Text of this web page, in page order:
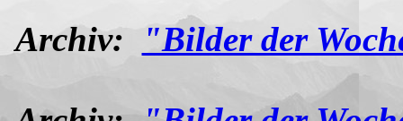
Archiv: "Bilder der